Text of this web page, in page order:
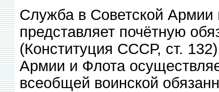
Служба в Советской
представляет почётную
(Конституция СССР, ст.
Армии и Флота
всеобщей воинской